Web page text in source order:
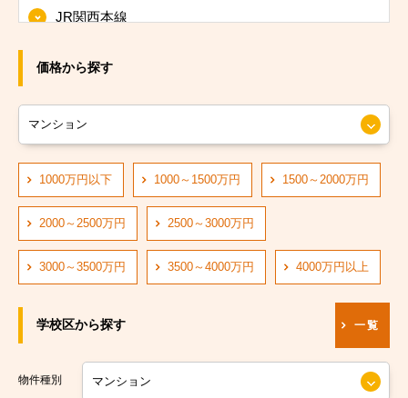
大阪市生野区
大阪市旭区
大阪市城東区
大阪市阿倍野区
大阪市住吉区
大阪市東住吉区
大阪市西成区
大阪市住之江区
JR関西本線
大阪市営長堀鶴見緑地線
大阪市営四つ橋線
阪神なんば線
阪急神戸線
阪堺電軌阪堺線
大阪市営今里筋線
価格から探す
1000万円以下 1000～1500万円 1500～2000万円
2000～2500万円 2500～3000万円
3000～3500万円 3500～4000万円 4000万円以上
学校区から探す 一覧
物件種別